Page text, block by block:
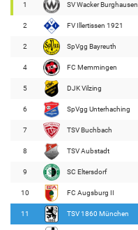
1 SV Wacker Burghausen
2 FV Illertissen 1921
2 SpVgg Bayreuth
4 FC Memmingen
5 DJK Vilzing
6 SpVgg Unterhaching
7 TSV Buchbach
8 TSV Aubstadt
9 SC Eltersdorf
10 FC Augsburg II
11 TSV 1860 München